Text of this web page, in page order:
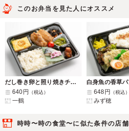
このお弁当を見た人にオススメ
だし巻き卵と照り焼きチキン弁当
640円
（税込）
一鶴
648円
（税込）
みず穂
時時〜時の食堂〜に似た条件の店舗